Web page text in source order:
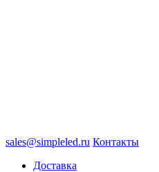
sales@simpleled.ru Контакты
Доставка